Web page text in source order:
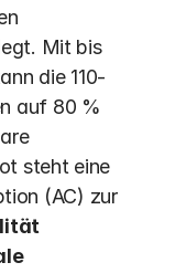
Mit bis
die 110-
auf 80 %
steht eine
(AC) zur